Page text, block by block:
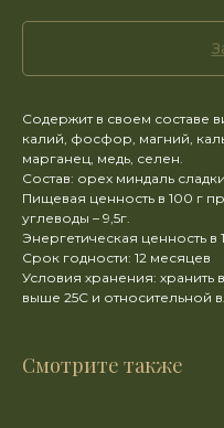
Содержит в своем составе
калий, фосфор, магний,
марганец, медь, селен.
Состав: орех миндаль
Пищевая ценность в 100 г
углеводы – 9,5г.
Энергетическая ценность в
Срок годности: 12 месяцев
Условия хранения: хранить
выше 25C и относительной
Смотрите также